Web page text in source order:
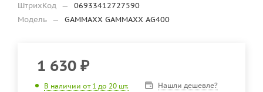
ШтрихКод —
06933412727590
Модель — GAMMAXX GAMMAXX AG400
1 630 ₽
В наличии от 1 до 20 шт. Нашли дешевле?